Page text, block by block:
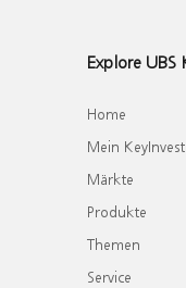
Explore UBS
Home
Mein KeyInvest
Märkte
Produkte
Themen
Service